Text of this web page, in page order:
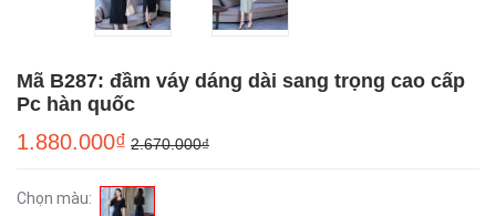
Mã B287: đầm váy dáng dài sang trọng cao cấp
Pc hàn quốc
1.880.000₫ 2.670.000₫
Chọn màu: